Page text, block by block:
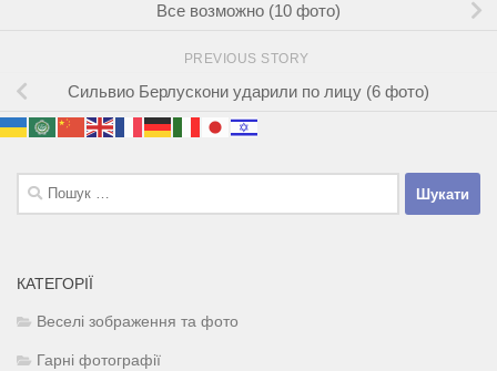
Все возможно (10 фото)
PREVIOUS STORY
Сильвио Берлускони ударили по лицу (6 фото)
Пошук:
КАТЕГОРІЇ
Веселі зображення та фото
Гарні фотографії